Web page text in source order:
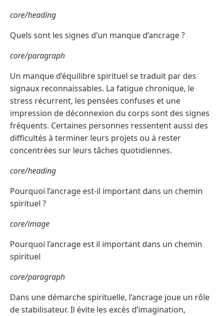
core/heading
Quels sont les signes d’un manque d’ancrage ?
core/paragraph
Un manque d’équilibre spirituel se traduit par des
signaux reconnaissables. La fatigue chronique, le
stress récurrent, les pensées confuses et une
impression de déconnexion du corps sont des signes
fréquents. Certaines personnes ressentent aussi des
difficultés à terminer leurs projets ou à rester
concentrées sur leurs tâches quotidiennes.
core/heading
Pourquoi l’ancrage est-il important dans un chemin
spirituel ?
core/image
Pourquoi l’ancrage est il important dans un chemin
spirituel
core/paragraph
Dans une démarche spirituelle, l’ancrage joue un rôle
de stabilisateur. Il évite les excès d’imagination,